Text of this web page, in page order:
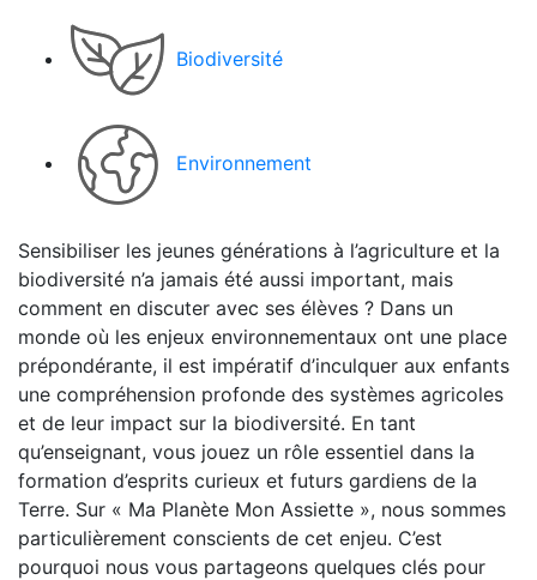
Biodiversité
Environnement
Sensibiliser les jeunes générations à l’agriculture et la
biodiversité n’a jamais été aussi important, mais
comment en discuter avec ses élèves ? Dans un
monde où les enjeux environnementaux ont une place
prépondérante, il est impératif d’inculquer aux enfants
une compréhension profonde des systèmes agricoles
et de leur impact sur la biodiversité. En tant
qu’enseignant, vous jouez un rôle essentiel dans la
formation d’esprits curieux et futurs gardiens de la
Terre. Sur « Ma Planète Mon Assiette », nous sommes
particulièrement conscients de cet enjeu. C’est
pourquoi nous vous partageons quelques clés pour